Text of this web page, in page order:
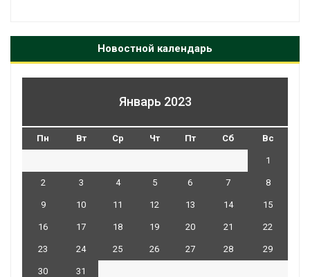
Новостной календарь
Январь 2023
Пн Вт Ср Чт Пт Сб Вс
1
2 3 4 5 6 7 8
9 10 11 12 13 14 15
16 17 18 19 20 21 22
23 24 25 26 27 28 29
30
31